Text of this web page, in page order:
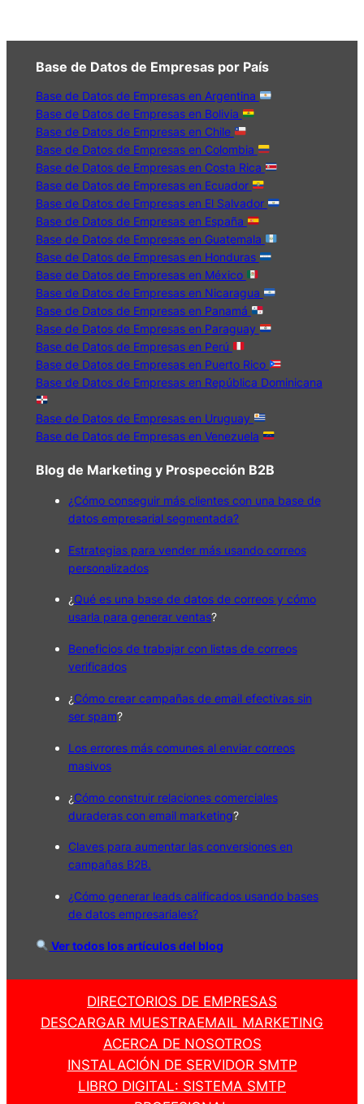
Base de Datos de Empresas por País
Base de Datos de Empresas en Argentina
Base de Datos de Empresas en Bolivia
Base de Datos de Empresas en Chile
Base de Datos de Empresas en Colombia
Base de Datos de Empresas en Costa Rica
Base de Datos de Empresas en Ecuador
Base de Datos de Empresas en El Salvador
Base de Datos de Empresas en España
Base de Datos de Empresas en Guatemala
Base de Datos de Empresas en Honduras
Base de Datos de Empresas en México
Base de Datos de Empresas en Nicaragua
Base de Datos de Empresas en Panamá
Base de Datos de Empresas en Paraguay
Base de Datos de Empresas en Perú
Base de Datos de Empresas en Puerto Rico
Base de Datos de Empresas en República Dominicana
Base de Datos de Empresas en Uruguay
Base de Datos de Empresas en Venezuela
Blog de Marketing y Prospección B2B
¿Cómo conseguir más clientes con una base de
datos empresarial segmentada?
Estrategias para vender más usando correos
personalizados
¿Qué es una base de datos de correos y cómo
usarla para generar ventas?
Beneficios de trabajar con listas de correos
verificados
¿Cómo crear campañas de email efectivas sin
ser spam?
Los errores más comunes al enviar correos
masivos
¿Cómo construir relaciones comerciales
duraderas con email marketing?
Claves para aumentar las conversiones en
campañas B2B.
¿Cómo generar leads calificados usando bases
de datos empresariales?
Ver todos los artículos del blog
DIRECTORIOS DE EMPRESAS
DESCARGAR MUESTRAEMAIL MARKETING
ACERCA DE NOSOTROS
INSTALACIÓN DE SERVIDOR SMTP
LIBRO DIGITAL: SISTEMA SMTP